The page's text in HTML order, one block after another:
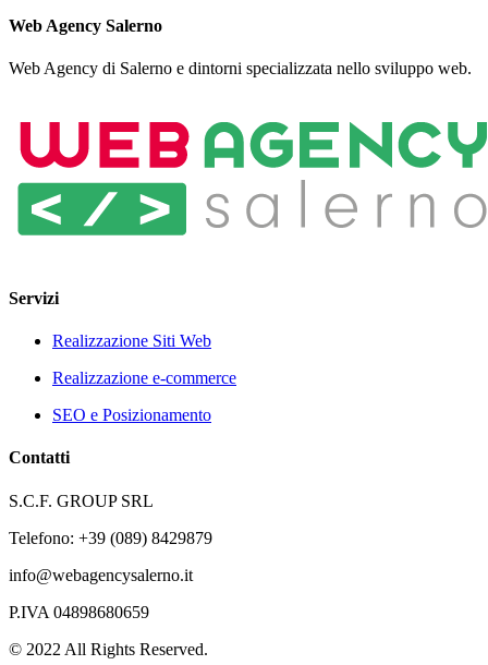
Web Agency Salerno
Web Agency di Salerno e dintorni specializzata nello sviluppo web.
Servizi
Realizzazione Siti Web
Realizzazione e-commerce
SEO e Posizionamento
Contatti
S.C.F. GROUP SRL
Telefono: +39 (089) 8429879
info@webagencysalerno.it
P.IVA 04898680659
© 2022 All Rights Reserved.